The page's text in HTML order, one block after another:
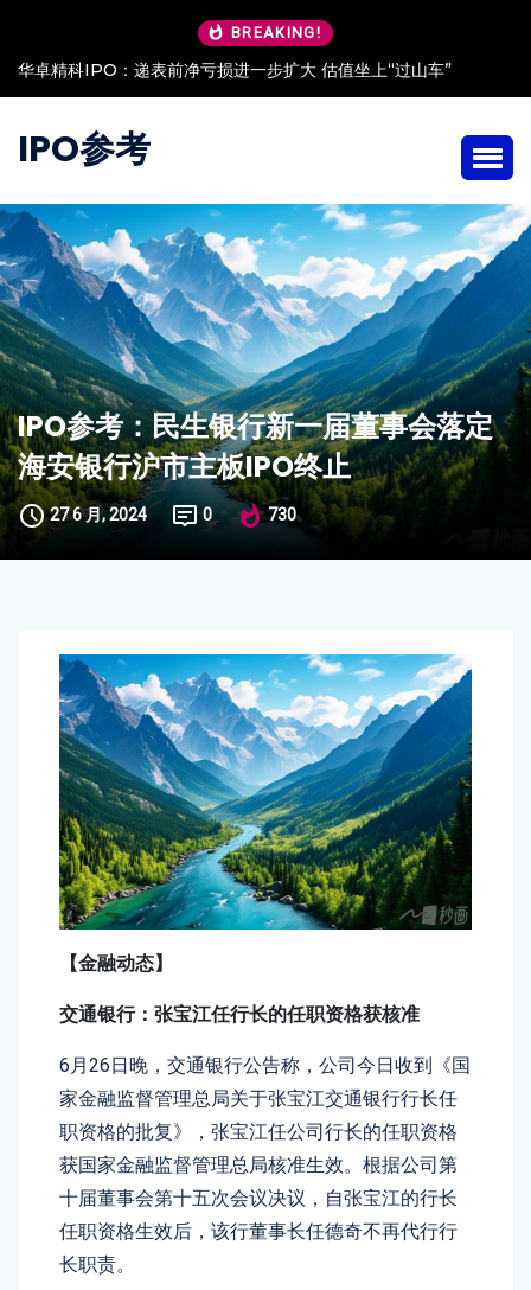
BREAKING!
华卓精科IPO：递表前净亏损进一步扩大 估值坐上“过山车”
IPO参考
IPO参考：民生银行新一届董事会落定
海安银行沪市主板IPO终止
27 6 月, 2024 0 730
【金融动态】
交通银行：张宝江任行长的任职资格获核准
6月26日晚，交通银行公告称，公司今日收到《国
家金融监督管理总局关于张宝江交通银行行长任
职资格的批复》，张宝江任公司行长的任职资格
获国家金融监督管理总局核准生效。根据公司第
十届董事会第十五次会议决议，自张宝江的行长
任职资格生效后，该行董事长任德奇不再代行行
长职责。